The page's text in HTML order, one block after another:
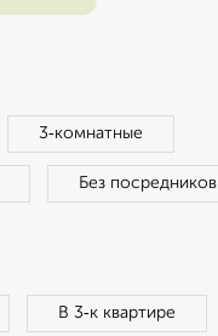
3‑комнатные
Без посредников
В 3‑к квартире